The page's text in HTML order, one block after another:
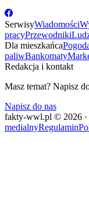
SerwisyWiadomości
pracyPrzewodniki
Dla mieszkańca
paliwBankomaty
Redakcja i kontakt
Masz temat? Napisz
Napisz do nas
fakty-wwl.pl © 2026 ·
medialnyRegulamin